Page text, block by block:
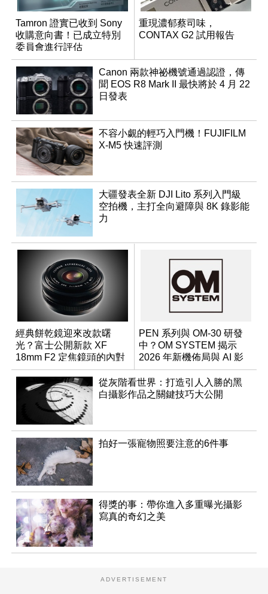
Tamron 證實已收到 Sony
收購意向書！已成立特別
委員會進行評估
重現濃郁蔡司味，
CONTAX G2 試用報告
Canon 兩款神祕機號通過認證，傳
聞 EOS R8 Mark II 最快將於 4 月 22
日發表
不容小覷的輕巧入門機！FUJIFILM
X-M5 快速評測
大疆發表全新 DJI Lito 系列入門級
空拍機，主打全向避障與 8K 錄影能
力
經典餅乾鏡迎來改款曙
光？富士公開新款 XF
18mm F2 定焦鏡頭的內對
焦專利
PEN 系列與 OM-30 研發
中？OM SYSTEM 揭示
2026 年新機佈局與 AI 影
像藍圖
從灰階看世界：打造引人入勝的黑
白攝影作品之關鍵技巧大公開
拍好一張寵物照要注意的6件事
得獎的事：帶你進入多重曝光攝影
寫真的奇幻之美
ADVERTISEMENT